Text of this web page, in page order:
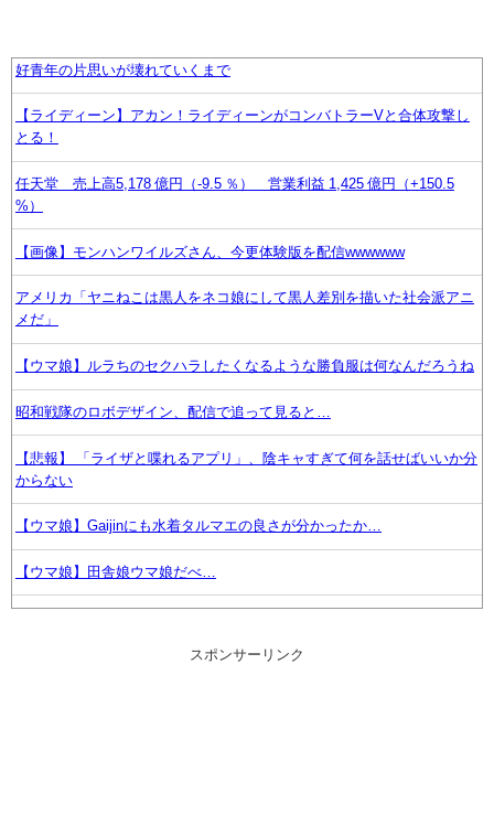
好青年の片思いが壊れていくまで
【ライディーン】アカン！ライディーンがコンバトラーVと合体攻撃し
とる！
任天堂 売上高5,178 億円（-9.5 ％） 営業利益 1,425 億円（+150.5
%）
【画像】モンハンワイルズさん、今更体験版を配信wwwwww
アメリカ「ヤニねこは黒人をネコ娘にして黒人差別を描いた社会派アニ
メだ」
【ウマ娘】ルラちのセクハラしたくなるような勝負服は何なんだろうね
昭和戦隊のロボデザイン、配信で追って見ると…
【悲報】 「ライザと喋れるアプリ」、陰キャすぎて何を話せばいいか分
からない
【ウマ娘】Gaijinにも水着タルマエの良さが分かったか…
【ウマ娘】田舎娘ウマ娘だべ…
スポンサーリンク